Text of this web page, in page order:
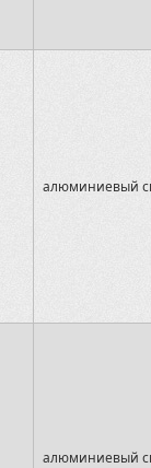
алюминиевый
алюминиевый